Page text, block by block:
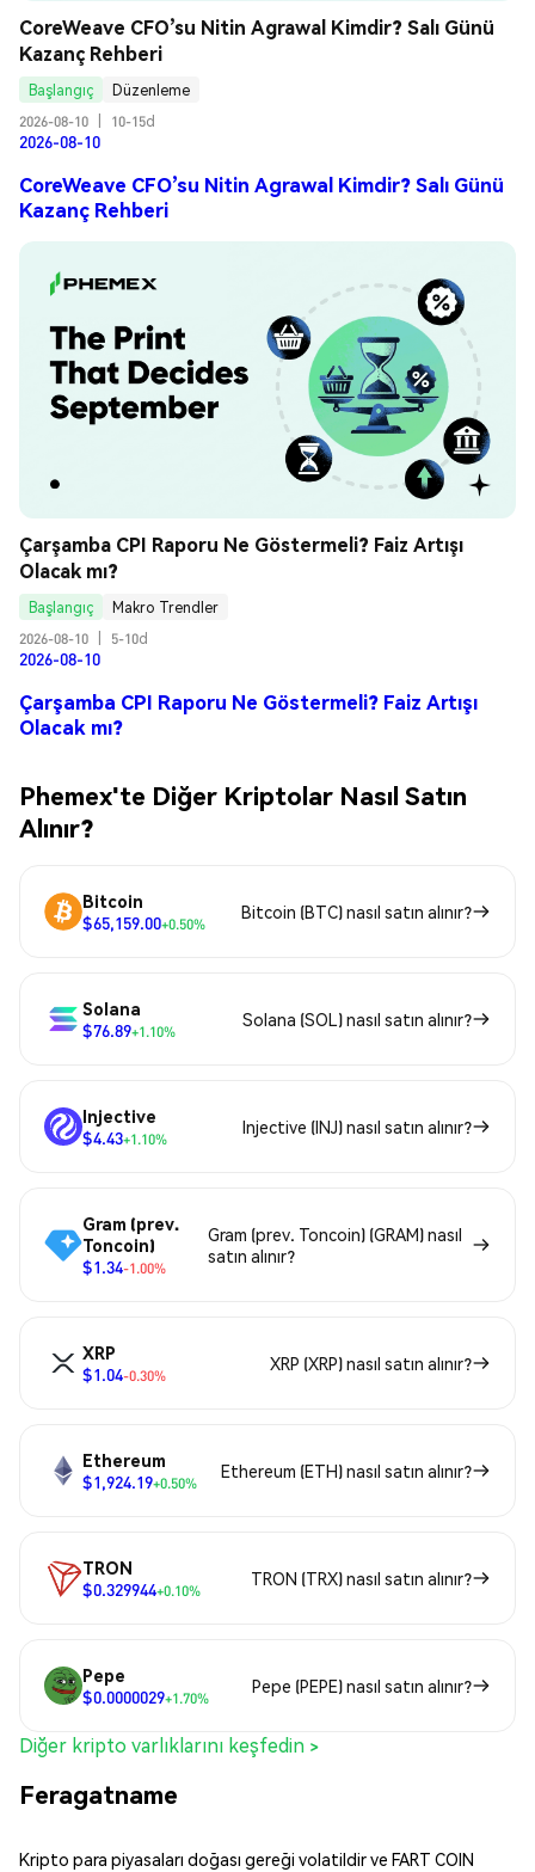
CoreWeave CFO’su Nitin Agrawal Kimdir? Salı Günü
Kazanç Rehberi
Başlangıç
Düzenleme
2026-08-10
10-15d
2026-08-10
CoreWeave CFO’su Nitin Agrawal Kimdir? Salı Günü
Kazanç Rehberi
Çarşamba CPI Raporu Ne Göstermeli? Faiz Artışı
Olacak mı?
Başlangıç
Makro Trendler
2026-08-10
5-10d
2026-08-10
Çarşamba CPI Raporu Ne Göstermeli? Faiz Artışı
Olacak mı?
Phemex'te Diğer Kriptolar Nasıl Satın
Alınır?
Bitcoin
$65,159.00+0.50%
Bitcoin (BTC) nasıl satın alınır?
Solana
$76.89+1.10%
Solana (SOL) nasıl satın alınır?
Injective
$4.43+1.10%
Injective (INJ) nasıl satın alınır?
Gram (prev.
Toncoin)
$1.34-1.00%
Gram (prev. Toncoin) (GRAM) nasıl
satın alınır?
XRP
$1.04-0.30%
XRP (XRP) nasıl satın alınır?
Ethereum
$1,924.19+0.50%
Ethereum (ETH) nasıl satın alınır?
TRON
$0.329944+0.10%
TRON (TRX) nasıl satın alınır?
Pepe
$0.0000029+1.70%
Pepe (PEPE) nasıl satın alınır?
Diğer kripto varlıklarını keşfedin >
Feragatname
Kripto para piyasaları doğası gereği volatildir ve FART COIN